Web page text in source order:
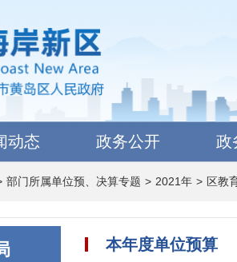
动态 政务公开 政
部门所属单位预、决算专题 > 2021年 > 区教
本年度单位预算